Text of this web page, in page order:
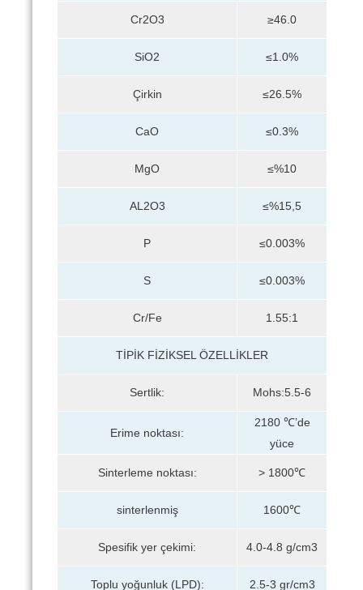
Cr2O3 ≥46.0
SiO2 ≤1.0%
Çirkin ≤26.5%
CaO ≤0.3%
MgO ≤%10
AL2O3 ≤%15,5
P ≤0.003%
S ≤0.003%
Cr/Fe 1.55:1
TİPİK FİZİKSEL ÖZELLİKLER
Sertlik: Mohs:5.5-6
Erime noktası:
2180 ℃’de
yüce
Sinterleme noktası: > 1800℃
sinterlenmiş 1600℃
Spesifik yer çekimi: 4.0-4.8 g/cm3
Toplu yoğunluk (LPD): 2.5-3 gr/cm3